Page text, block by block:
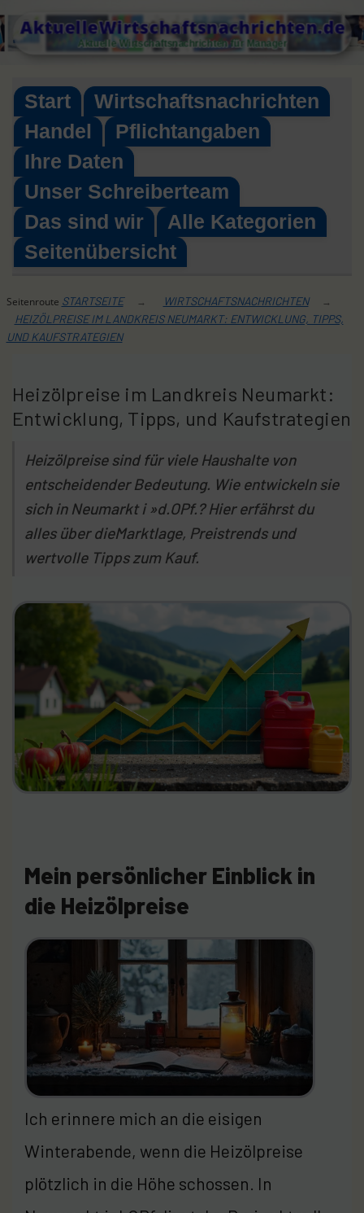
Skip
to AktuelleWirtschaftsnachrichten.de
Aktuelle Wirtschaftsnachrichten für Manager
Start
Wirtschaftsnachrichten
Handel
Pflichtangaben
Ihre Daten
Unser Schreiberteam
Das sind wir
Alle Kategorien
Seitenübersicht
Seitenroute STARTSEITE → WIRTSCHAFTSNACHRICHTEN →
HEIZÖLPREISE IM LANDKREIS NEUMARKT: ENTWICKLUNG, TIPPS,
UND KAUFSTRATEGIEN
Heizölpreise im Landkreis Neumarkt:
Entwicklung, Tipps, und Kaufstrategien
Heizölpreise sind für viele Haushalte von
entscheidender Bedeutung. Wie entwickeln sie
sich in Neumarkt i »d.OPf.? Hier erfährst du
alles über dieMarktlage, Preistrends und
wertvolle Tipps zum Kauf.
Mein persönlicher Einblick in
die Heizölpreise
Ich erinnere mich an die eisigen
Winterabende, wenn die Heizölpreise
plötzlich in die Höhe schossen. In